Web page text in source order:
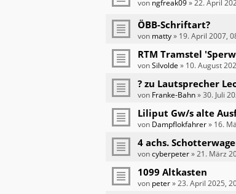
von ngfreak09»22. April
ÖBB-Schriftart?
von matty» 19. April 2007,
RTM Tramstel
vonSilvolde » 10. August
? zu Lautsprecher
von Franke-Bahn»30. Juli
Liliput Gw/s alte
von Dampflokfahrer» 16.
4 achs.
voncyberpeter»21. März
1099 Altkasten
von peter»23. April 2025,